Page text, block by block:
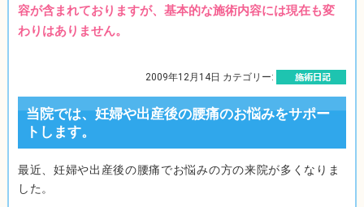
容が含まれておりますが、基本的な施術内容には現在も変
わりはありません。
2009年12月14日 カテゴリー:
当院では、妊婦や出産後の腰痛のお悩みをサポー
トします。
最近、妊婦や出産後の腰痛でお悩みの方の来院が多くなりま
した。